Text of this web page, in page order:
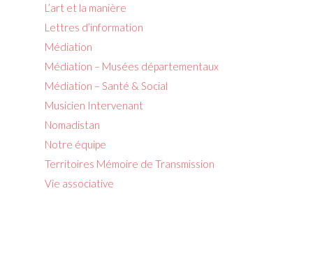
L’art et la manière
Lettres d’information
Médiation
Médiation – Musées départementaux
Médiation – Santé & Social
Musicien Intervenant
Nomadistan
Notre équipe
Territoires Mémoire de Transmission
Vie associative